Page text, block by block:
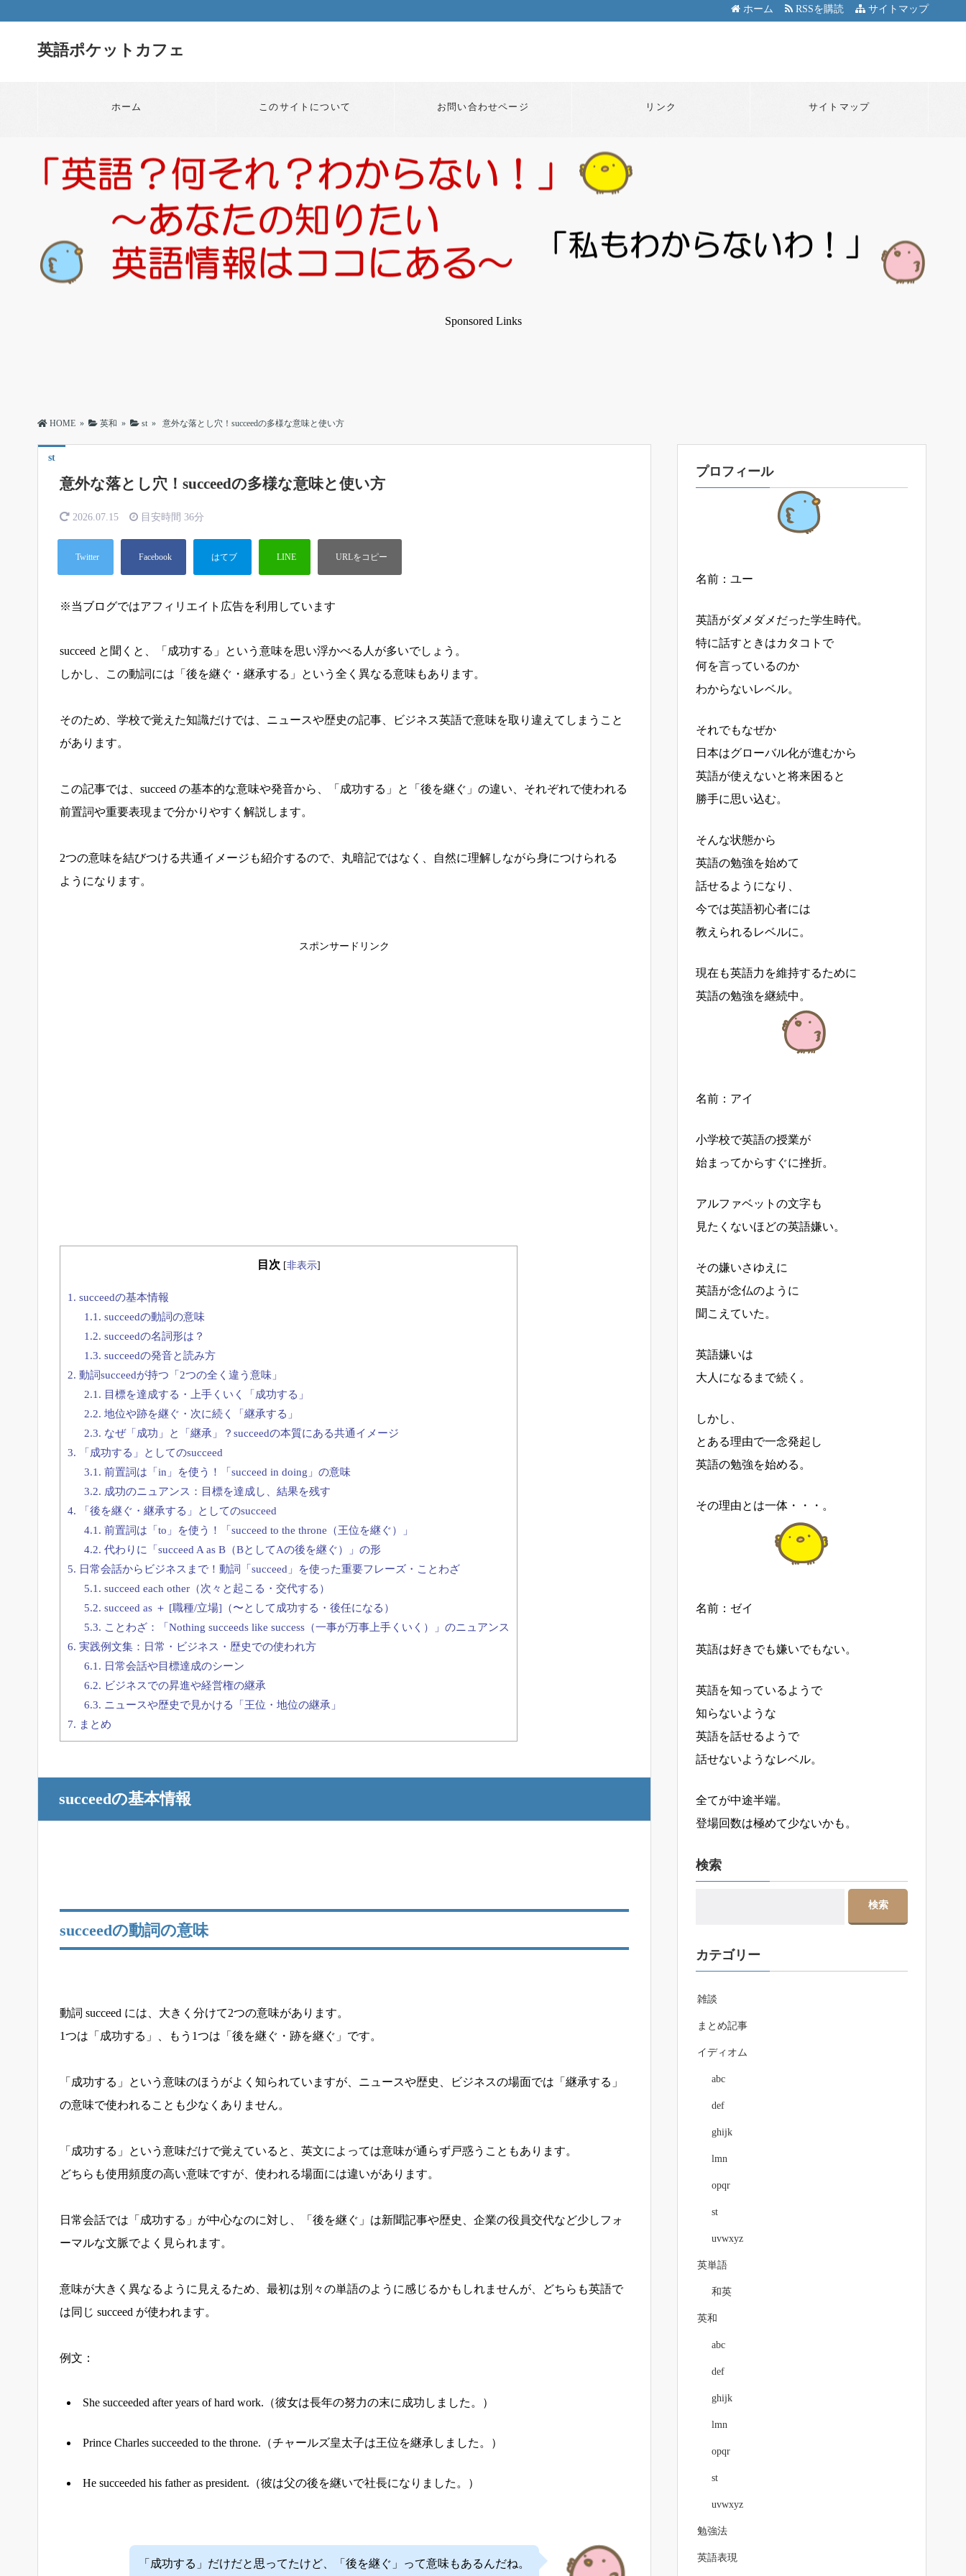
サイトマップ
RSSを購読
ホーム
英語ポケットカフェ
ホーム このサイトについて お問い合わせページ リンク サイトマップ
Sponsored Links
HOME » 英和 » st » 意外な落とし穴！succeedの多様な意味と使い方
st
意外な落とし穴！succeedの多様な意味と使い方
2026.07.15 目安時間 36分
※当ブログではアフィリエイト広告を利用しています
succeed と聞くと、「成功する」という意味を思い浮かべる人が多いでしょう。
しかし、この動詞には「後を継ぐ・継承する」という全く異なる意味もあります。
そのため、学校で覚えた知識だけでは、ニュースや歴史の記事、ビジネス英語で意味を取り違えてしまうこと
があります。
この記事では、succeed の基本的な意味や発音から、「成功する」と「後を継ぐ」の違い、それぞれで使われる
前置詞や重要表現まで分かりやすく解説します。
2つの意味を結びつける共通イメージも紹介するので、丸暗記ではなく、自然に理解しながら身につけられる
ようになります。
スポンサードリンク
目次 [非表示]
1. succeedの基本情報
1.1. succeedの動詞の意味
1.2. succeedの名詞形は？
1.3. succeedの発音と読み方
2. 動詞succeedが持つ「2つの全く違う意味」
2.1. 目標を達成する・上手くいく「成功する」
2.2. 地位や跡を継ぐ・次に続く「継承する」
2.3. なぜ「成功」と「継承」？succeedの本質にある共通イメージ
3. 「成功する」としてのsucceed
3.1. 前置詞は「in」を使う！「succeed in doing」の意味
3.2. 成功のニュアンス：目標を達成し、結果を残す
4. 「後を継ぐ・継承する」としてのsucceed
4.1. 前置詞は「to」を使う！「succeed to the throne（王位を継ぐ）」
4.2. 代わりに「succeed A as B（BとしてAの後を継ぐ）」の形
5. 日常会話からビジネスまで！動詞「succeed」を使った重要フレーズ・ことわざ
5.1. succeed each other（次々と起こる・交代する）
5.2. succeed as ＋ [職種/立場]（〜として成功する・後任になる）
5.3. ことわざ：「Nothing succeeds like success（一事が万事上手くいく）」のニュアンス
6. 実践例文集：日常・ビジネス・歴史での使われ方
6.1. 日常会話や目標達成のシーン
6.2. ビジネスでの昇進や経営権の継承
6.3. ニュースや歴史で見かける「王位・地位の継承」
7. まとめ
succeedの基本情報
succeedの動詞の意味
動詞 succeed には、大きく分けて2つの意味があります。
1つは「成功する」、もう1つは「後を継ぐ・跡を継ぐ」です。
「成功する」という意味のほうがよく知られていますが、ニュースや歴史、ビジネスの場面では「継承する」
の意味で使われることも少なくありません。
「成功する」という意味だけで覚えていると、英文によっては意味が通らず戸惑うこともあります。
どちらも使用頻度の高い意味ですが、使われる場面には違いがあります。
日常会話では「成功する」が中心なのに対し、「後を継ぐ」は新聞記事や歴史、企業の役員交代など少しフォ
ーマルな文脈でよく見られます。
意味が大きく異なるように見えるため、最初は別々の単語のように感じるかもしれませんが、どちらも英語で
は同じ succeed が使われます。
例文：
She succeeded after years of hard work.（彼女は長年の努力の末に成功しました。）
Prince Charles succeeded to the throne.（チャールズ皇太子は王位を継承しました。）
He succeeded his father as president.（彼は父の後を継いで社長になりました。）
「成功する」だけだと思ってたけど、「後を継ぐ」って意味もあるんだね。
プロフィール
名前：ユー
英語がダメダメだった学生時代。
特に話すときはカタコトで
何を言っているのか
わからないレベル。
それでもなぜか
日本はグローバル化が進むから
英語が使えないと将来困ると
勝手に思い込む。
そんな状態から
英語の勉強を始めて
話せるようになり、
今では英語初心者には
教えられるレベルに。
現在も英語力を維持するために
英語の勉強を継続中。
名前：アイ
小学校で英語の授業が
始まってからすぐに挫折。
アルファベットの文字も
見たくないほどの英語嫌い。
その嫌いさゆえに
英語が念仏のように
聞こえていた。
英語嫌いは
大人になるまで続く。
しかし、
とある理由で一念発起し
英語の勉強を始める。
その理由とは一体・・・。
名前：ゼイ
英語は好きでも嫌いでもない。
英語を知っているようで
知らないような
英語を話せるようで
話せないようなレベル。
全てが中途半端。
登場回数は極めて少ないかも。
検索
カテゴリー
雑談
まとめ記事
イディオム
abc
def
ghijk
lmn
opqr
st
uvwxyz
英単語
和英
英和
abc
def
ghijk
lmn
opqr
st
uvwxyz
勉強法
英語表現